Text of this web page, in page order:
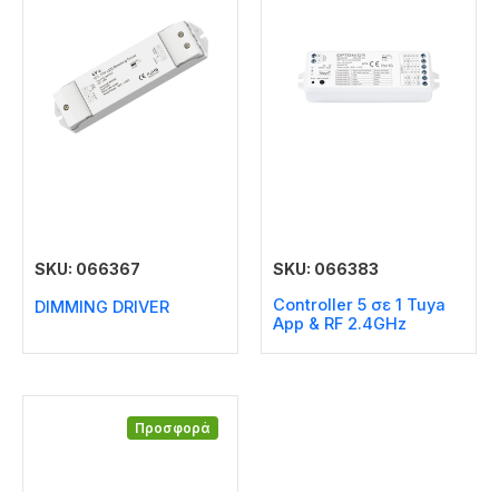
SKU: 066367
DIMMING DRIVER
SKU: 066383
Controller 5 σε 1 Tuya
Αpp & RF 2.4GHz
Προσφορά